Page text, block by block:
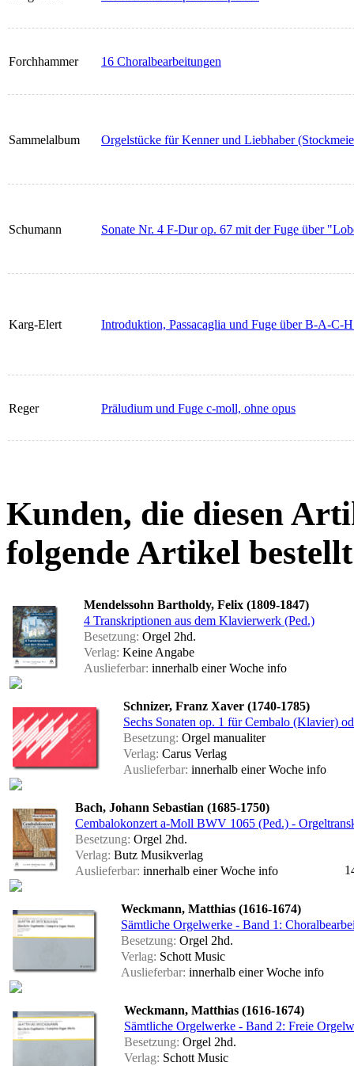
Forchhammer 16 Choralbearbeitungen
Sammelalbum Orgelstücke für Kenner und Liebhaber
Schumann Sonate Nr. 4 F-Dur op. 67 mit der Fuge über
Karg-Elert Introduktion, Passacaglia und Fuge über B-A-C-
Reger Präludium und Fuge c-moll, ohne opus
Kunden, die diesen
folgende Artikel
Mendelssohn Bartholdy, Felix (1809-1847)
4 Transkriptionen aus dem Klavierwerk (Ped.)
Besetzung: Orgel 2hd.
Verlag: Keine Angabe
Auslieferbar: innerhalb einer Woche info
Schnizer, Franz Xaver (1740-1785)
Sechs Sonaten op. 1 für Cembalo (Klavier)
Besetzung: Orgel manualiter
Verlag: Carus Verlag
Auslieferbar: innerhalb einer Woche info
Bach, Johann Sebastian (1685-1750)
Cembalokonzert a-Moll BWV 1065 (Ped.) -
Besetzung: Orgel 2hd.
Verlag: Butz Musikverlag
Auslieferbar: innerhalb einer Woche info
Weckmann, Matthias (1616-1674)
Sämtliche Orgelwerke - Band 1:
Besetzung: Orgel 2hd.
Verlag: Schott Music
Auslieferbar: innerhalb einer Woche info
Weckmann, Matthias (1616-1674)
Sämtliche Orgelwerke - Band 2: Freie
Besetzung: Orgel 2hd.
Verlag: Schott Music